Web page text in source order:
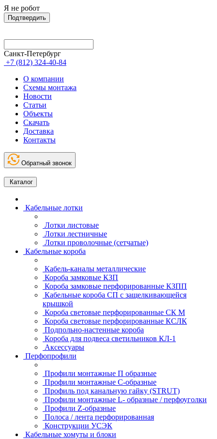
Я не робот
Подтвердить
Санкт-Петербург
+7 (812) 324-40-84
О компании
Схемы монтажа
Новости
Статьи
Объекты
Скачать
Доставка
Контакты
Обратный звонок
Каталог
Кабельные лотки
Лотки листовые
Лотки лестничные
Лотки проволочные (сетчатые)
Кабельные короба
Кабель-каналы металлические
Короба замковые КЗП
Короба замковые перфорированные КЗПП
Кабельные короба СП с защелкивающейся
крышкой
Короба световые перфорированные СК М
Короба световые перфорированные КСЛК
Подпольно-настенные короба
Короба для подвеса светильников КЛ-1
Аксессуары
Перфопрофили
Профили монтажные П образные
Профили монтажные C-образные
Профиль под канальную гайку (STRUT)
Профили монтажные L- образные / перфоуголки
Профили Z-образные
Полоса / лента перфорированная
Конструкции УСЭК
Кабельные хомуты и блоки